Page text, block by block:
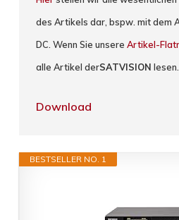
des Artikels dar, bspw. mit dem
DC. Wenn Sie unsereArtikel-
alle Artikel derSATVISION lesen.
Download
BESTSELLER NO. 1